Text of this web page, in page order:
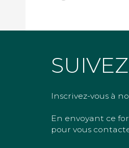
Inscrivez-vous à
En envoyant ce
pour vous